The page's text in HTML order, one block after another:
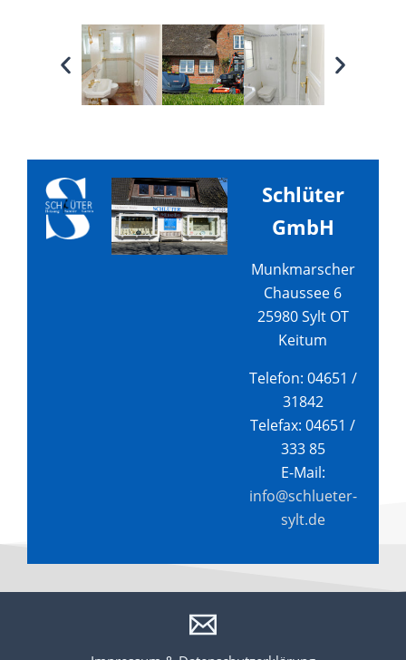
Schlüter
GmbH
Munkmarscher
Chaussee 6
25980 Sylt OT
Keitum
Telefon: 04651 /
31842
Telefax: 04651 /
333 85
E-Mail:
info@schlueter-
sylt.de